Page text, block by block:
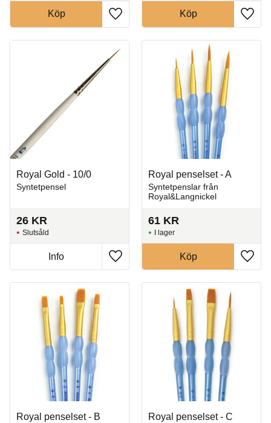
Lägg till i favoriter
Köp
Lägg
Köp
Royal Gold - 10/0
Syntetpensel
26 KR
Lägg till i favoriter
Slutsåld
Info
Royal penselset - A
Syntetpenslar från
Royal&Langnickel
61 KR
Lägg
I lager
Köp
Royal penselset - B Royal penselset - C